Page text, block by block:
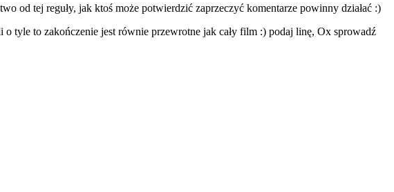
od tej reguły, jak ktoś może potwierdzić zaprzeczyć komentarze powinny działać :)
tyle to zakończenie jest równie przewrotne jak cały film :) podaj linę, Ox sprowadź